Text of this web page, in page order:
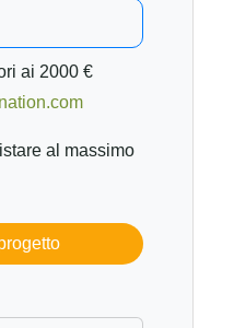
ai 2000 €
al massimo